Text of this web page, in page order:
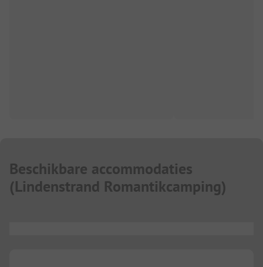
Beschikbare accommodaties
(Lindenstrand Romantikcamping)